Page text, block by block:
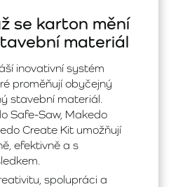
se karton mění
materiál
inovativní systém
proměňují obyčejný
stavební materiál.
Safe-Saw, Makedo
Create Kit umožňují
efektivně a s
spolupráci a